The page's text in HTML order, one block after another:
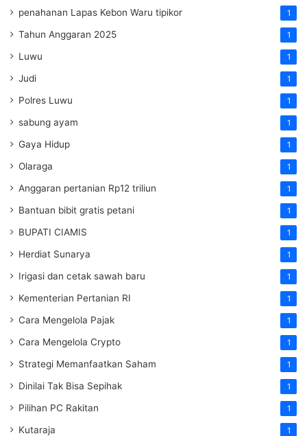
penahanan Lapas Kebon Waru tipikor 1
Tahun Anggaran 2025 1
Luwu 1
Judi 1
Polres Luwu 1
sabung ayam 1
Gaya Hidup 1
Olaraga 1
Anggaran pertanian Rp12 triliun 1
Bantuan bibit gratis petani 1
BUPATI CIAMIS 1
Herdiat Sunarya 1
Irigasi dan cetak sawah baru 1
Kementerian Pertanian RI 1
Cara Mengelola Pajak 1
Cara Mengelola Crypto 1
Strategi Memanfaatkan Saham 1
Dinilai Tak Bisa Sepihak 1
Pilihan PC Rakitan 1
Kutaraja 1